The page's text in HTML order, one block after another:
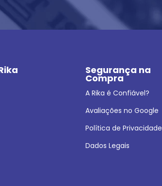
Segurança na
Compra
A Rika é Confiável?
Avaliações no Google
Política de Privacidade
Dados Legais